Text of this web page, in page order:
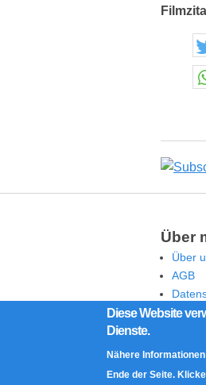
Diese Website
Dienste.
Nähere
Ende der Seite.
Über
Über
AGB
Kontakt